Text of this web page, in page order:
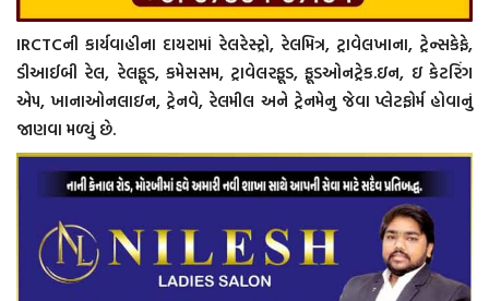
IRCTCની કાર્યવાહીના દાયરામાં રેલરેસ્ટ્રો, રેલમિત્ર, ટ્રાવેલખાના, ટ્રેન્સકેફે,
ડીઆઈબી રેલ, રેલફૂડ, કમેસસમ, ટ્રાવેલરફૂડ, ફૂડઓનટ્રેક.ઇન, ઇ કેટરિંગ
એપ, ખાનાઓનલાઇન, ટ્રેનવે, રેલમીલ અને ટ્રેનમેનુ જેવા પ્લેટફોર્મ હોવાનું
જાણવા મળ્યું છે.